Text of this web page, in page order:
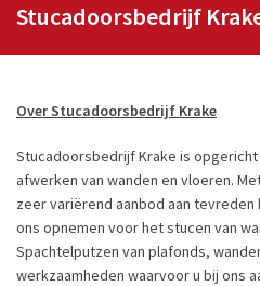
Stucadoorsbedrijf
Over Stucadoorsbedrijf Krake
Stucadoorsbedrijf Krake is opgericht
afwerken van wanden en vloeren.
zeer variërend aanbod aan
ons opnemen voor het stucen van
Spachtelputzen van plafonds,
werkzaamheden waarvoor u bij ons